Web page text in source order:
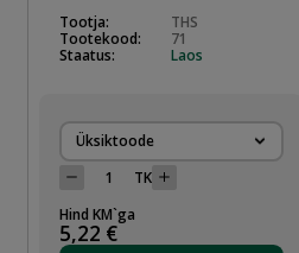
Tootja:
THS
Tootekood:
71
Staatus:
Laos
Üksiktoode
TK
Hind KM`ga
5,22 €